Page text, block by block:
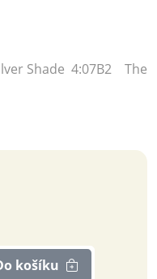
Shade 4:07B2 The
košíku